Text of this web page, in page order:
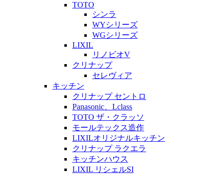
TOTO
シンラ
WYシリーズ
WGシリーズ
LIXIL
リノビオV
クリナップ
セレヴィア
キッチン
クリナップ セントロ
Panasonic、Lclass
TOTO ザ・クラッソ
モールテックス造作
LIXILオリジナルキッチン
クリナップ ラクエラ
キッチンハウス
LIXIL リシェルSI